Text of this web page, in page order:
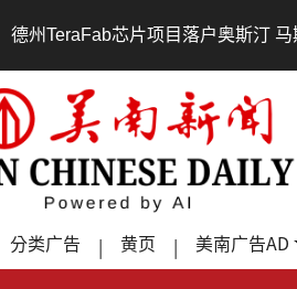
落户奥斯汀 马斯克宣布投资200亿
分类广告 | 黄页 | 美南广告AD